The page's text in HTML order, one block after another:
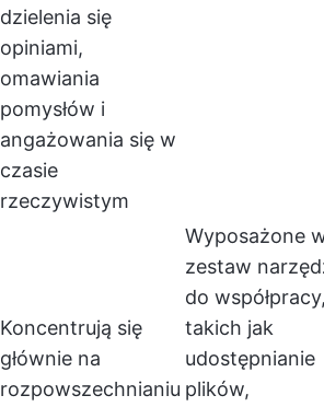
dzielenia się
opiniami,
omawiania
pomysłów i
angażowania się w
czasie
rzeczywistym
Koncentrują się
głównie na
rozpowszechnianiu
Wyposażone
zestaw
do
takich jak
udostępnianie
plików,